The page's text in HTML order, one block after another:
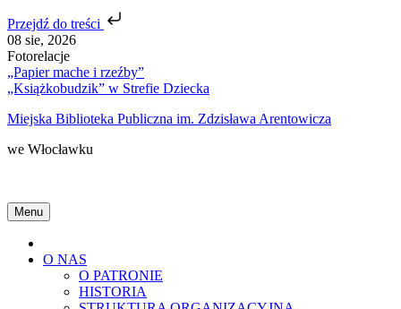
Przejdź do treści
Skip
to
content
08 sie, 2026
Fotorelacje
„Papier mache i rzeźby”
„Książkobudzik” w Strefie Dziecka
Miejska Biblioteka Publiczna im. Zdzisława Arentowicza
we Włocławku
Menu
O NAS
O PATRONIE
HISTORIA